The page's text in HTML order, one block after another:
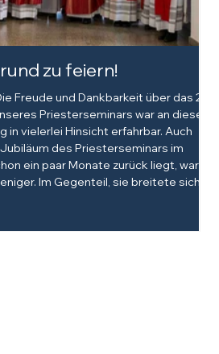
zu feiern!
Freude und Dankbarkeit über das 25-
Priesterseminars war an diesem
in vielerlei Hinsicht erfahrbar. Auch
des Priesterseminars im
ein paar Monate zurück liegt, war die
Im Gegenteil, sie breitete sich
Wiese, auf der die Hl. Mes